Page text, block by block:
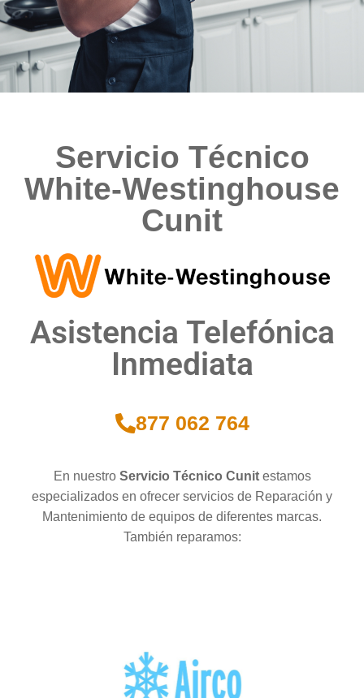
Servicio Técnico
White-Westinghouse
Cunit
Asistencia Telefónica
Inmediata
877 062 764
En nuestro Servicio Técnico Cunitestamos
especializados en ofrecer servicios de Reparación y
Mantenimiento de equipos de diferentes marcas.
También reparamos: